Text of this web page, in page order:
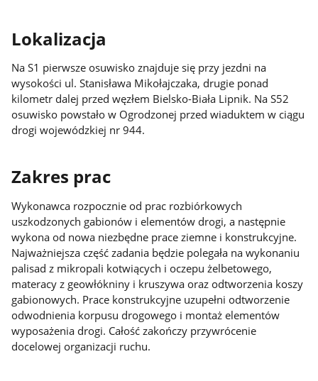
Lokalizacja
Na S1 pierwsze osuwisko znajduje się przy jezdni na
wysokości ul. Stanisława Mikołajczaka, drugie ponad
kilometr dalej przed węzłem Bielsko-Biała Lipnik. Na S52
osuwisko powstało w Ogrodzonej przed wiaduktem w ciągu
drogi wojewódzkiej nr 944.
Zakres prac
Wykonawca rozpocznie od prac rozbiórkowych
uszkodzonych gabionów i elementów drogi, a następnie
wykona od nowa niezbędne prace ziemne i konstrukcyjne.
Najważniejsza część zadania będzie polegała na wykonaniu
palisad z mikropali kotwiących i oczepu żelbetowego,
materacy z geowłókniny i kruszywa oraz odtworzenia koszy
gabionowych. Prace konstrukcyjne uzupełni odtworzenie
odwodnienia korpusu drogowego i montaż elementów
wyposażenia drogi. Całość zakończy przywrócenie
docelowej organizacji ruchu.